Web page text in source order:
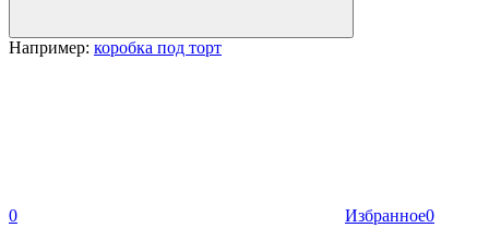
Например: коробка под торт
0 Избранное0